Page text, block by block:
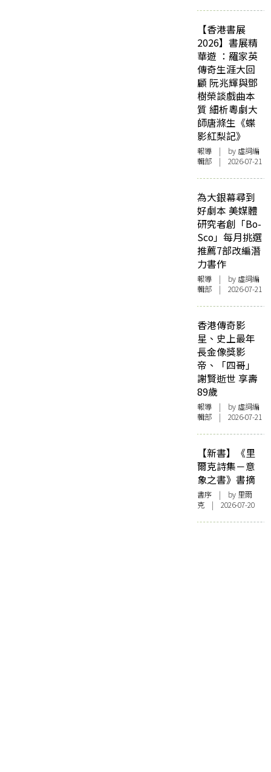
【香港書展
2026】書展精
華遊 ：羅家英
傳奇生涯大回
顧 阮兆輝與鄧
樹榮談戲曲本
質 細析粵劇大
師唐滌生《蝶
影紅梨記》
報導 | by 虛詞編
輯部 | 2026-07-21
為大銀幕尋到
好劇本 美媒體
研究者創「Bo-
Sco」每月挑選
推薦7部改編潛
力書作
報導 | by 虛詞編
輯部 | 2026-07-21
香港傳奇影
星、史上最年
長金像獎影
帝、「四哥」
謝賢逝世 享壽
89歲
報導 | by 虛詞編
輯部 | 2026-07-21
【新書】《里
爾克詩集－意
象之書》書摘
書序 | by 里爾
克 | 2026-07-20